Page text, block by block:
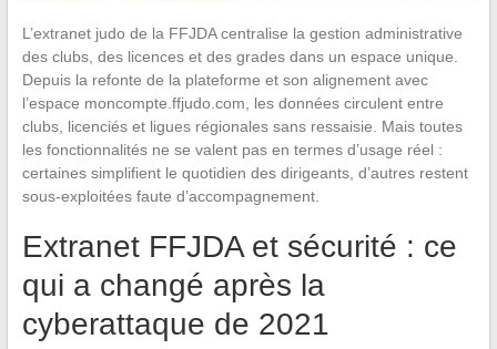
L’extranet judo de la FFJDA centralise la gestion administrative
des clubs, des licences et des grades dans un espace unique.
Depuis la refonte de la plateforme et son alignement avec
l’espace moncompte.ffjudo.com, les données circulent entre
clubs, licenciés et ligues régionales sans ressaisie. Mais toutes
les fonctionnalités ne se valent pas en termes d’usage réel :
certaines simplifient le quotidien des dirigeants, d’autres restent
sous-exploitées faute d’accompagnement.
Extranet FFJDA et sécurité : ce
qui a changé après la
cyberattaque de 2021